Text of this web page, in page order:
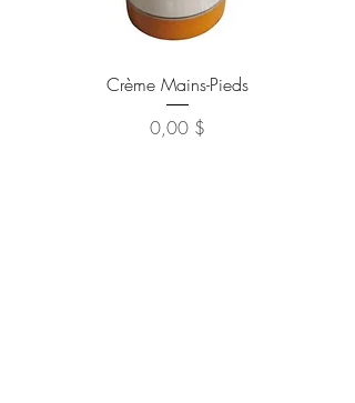
Crème Mains-Pieds
Prix
0,00 $